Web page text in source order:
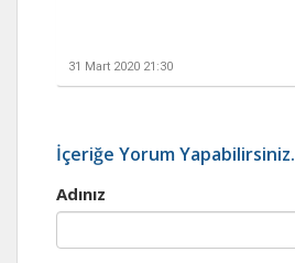
31 Mart 2020 21:30
İçeriğe Yorum Yapabilirsiniz.
Adınız